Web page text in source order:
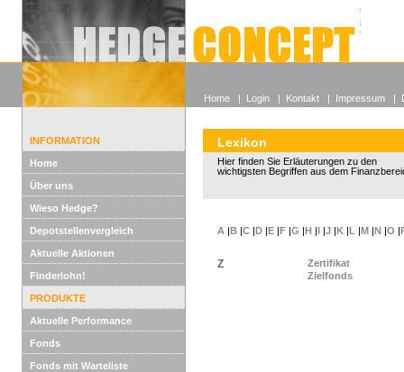
Alle
Wieso
INFORMATION
Home
Über uns
Wieso Hedge?
Depotstellenvergleich
Aktuelle Aktionen
Finderlohn!
PRODUKTE
Aktuelle Performance
Fonds
Fonds mit Warteliste
Lexikon
Hier finden Sie Erläuterungen zu den
wichtigsten Begriffen aus dem
A |B |C |D |E |F |G |H |I |J |K |L |M |N |O |
Z
Zertifikat
Zielfonds
Home | Login | Kontakt | Impressum |